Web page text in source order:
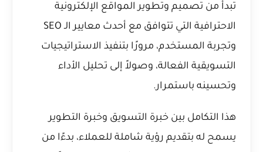
تبدأ من تصميم وتطوير المواقع الإلكترونية
الاحترافية التي تتوافق مع أحدث معايير الـ SEO
وتجربة المستخدم، مرورًا بتنفيذ الاستراتيجيات
التسويقية الفعالة، وصولاً إلى تحليل الأداء
وتحسينه باستمرار.
هذا التكامل بين خبرة التسويق وخبرة التطوير
يسمح له بتقديم رؤية شاملة للعملاء، بدءًا من